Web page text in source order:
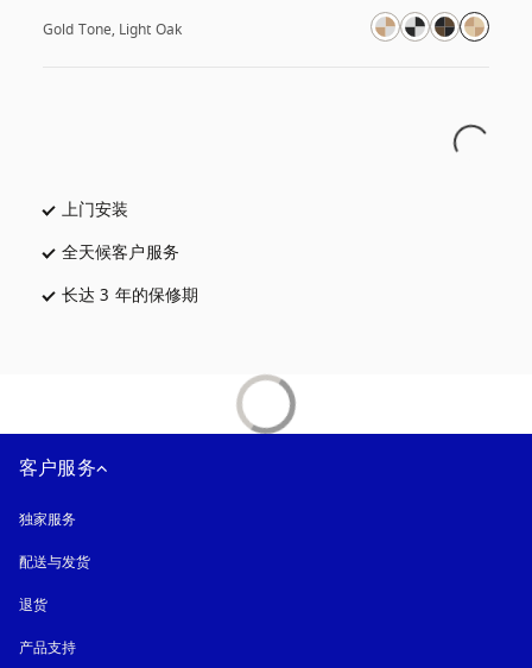
Gold Tone, Light Oak
上门安装
全天候客户服务
长达 3 年的保修期
客户服务
独家服务
配送与发货
退货
产品支持